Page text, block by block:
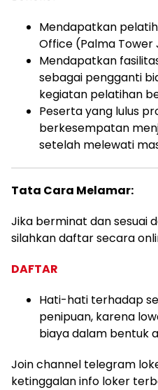
Mendapatkan
Office (Palma
Mendapatkan
sebagai pengganti
kegiatan pelatihan
Peserta yang lulus
berkesempatan
setelah melewati
Tata Cara Melamar:
Jika berminat dan sesuai
silahkan daftar secara
DAFTAR
Hati-hati terhadap
penipuan, karena
biaya dalam bentuk
Join channel telegram
ketinggalan info loker